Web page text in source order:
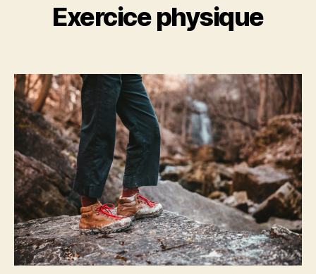
Exercice physique
l’article
S
a
i
n
l’article
u
i
0
2
0